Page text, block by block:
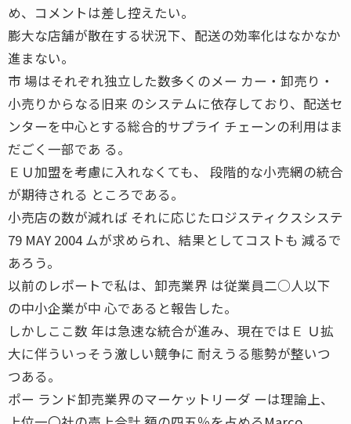
め、コメントは差し控えたい。
膨大な店舗が散在する状況下、配送の効率化はなかなか
進まない。
市 場はそれぞれ独立した数多くのメー カー・卸売り・
小売りからなる旧来 のシステムに依存しており、配送セ
ンターを中心とする総合的サプライ チェーンの利用はま
だごく一部であ る。
ＥＵ加盟を考慮に入れなくても、 段階的な小売網の統合
が期待される ところである。
小売店の数が減れば それに応じたロジスティクスシステ
79 MAY 2004 ムが求められ、結果としてコストも 減るで
あろう。
以前のレポートで私は、卸売業界 は従業員二○人以下
の中小企業が中 心であると報告した。
しかしここ数 年は急速な統合が進み、現在ではＥ Ｕ拡
大に伴ういっそう激しい競争に 耐えうる態勢が整いつ
つある。
ポー ランド卸売業界のマーケットリーダ ーは理論上、